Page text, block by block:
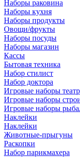
Наборы раковина
Наборы кухня
Наборы продукты
Овощи/фрукты
Наборы посуды
Наборы магазин
Кассы
Бытовая техника
Набор стилист
Набор доктора
Игровые наборы театр
Игровые наборы
Игровые наборы
Наклейки
Наклейки
Животные-прыгуны
Раскопки
Набор парикмахера